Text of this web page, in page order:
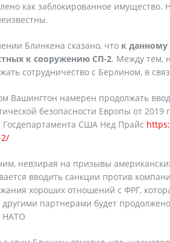
как заблокированное
Блинкена сказано, что к
к сооружению СП-2. Между тем,
сотрудничество с Берлином, в
Вашингтон намерен продолжать
безопасности Европы от 2019
Госдепартамента США Нед Прайс
невзирая на призывы
вводить санкции против
хороших отношений с ФРГ,
другими партнерами будет
НАТО